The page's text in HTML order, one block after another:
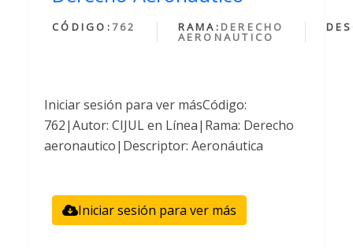
CÓDIGO: 762 RAMA: DERECHO
AERONAUTICO
Iniciar sesión para ver másCódigo:
762|Autor: CIJUL en Línea|Rama: Derecho
aeronautico|Descriptor: Aeronáutica
Iniciar sesión para ver más